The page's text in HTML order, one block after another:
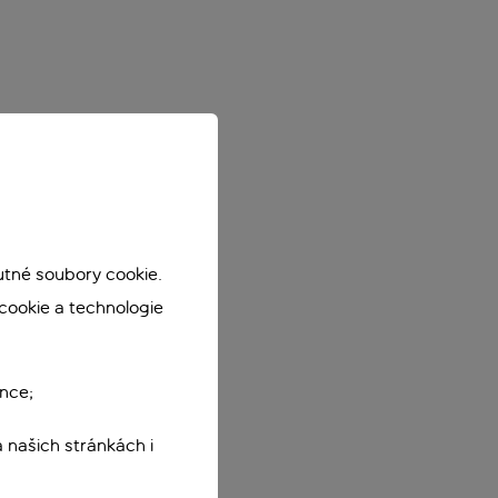
soubory cookie.
a technologie
našich stránkách i